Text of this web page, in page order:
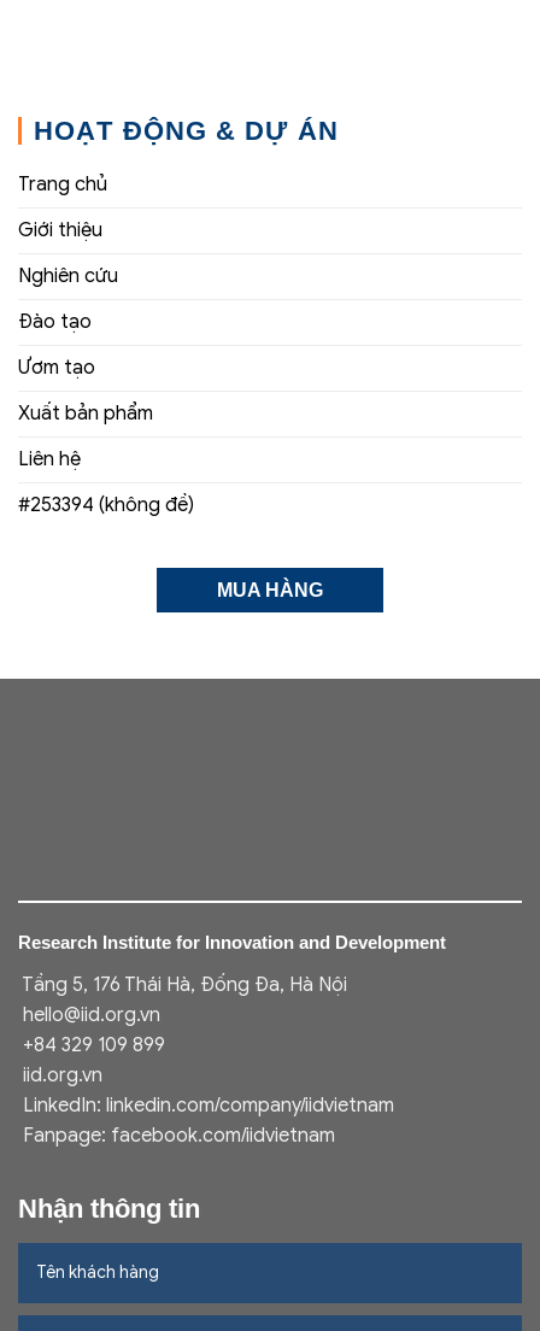
HOẠT ĐỘNG & DỰ ÁN
Trang chủ
Giới thiệu
Nghiên cứu
Đào tạo
Ươm tạo
Xuất bản phẩm
Liên hệ
#253394 (không đề)
MUA HÀNG
Research Institute for Innovation and Development
Tầng 5, 176 Thái Hà, Đống Đa, Hà Nội
hello@iid.org.vn
+84 329 109 899
iid.org.vn
LinkedIn: linkedin.com/company/iidvietnam
Fanpage: facebook.com/iidvietnam
Nhận thông tin